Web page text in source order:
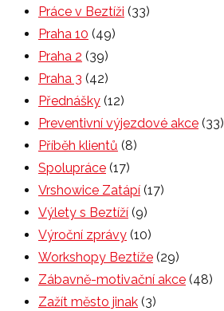
Práce v Beztíži (33)
Praha 10 (49)
Praha 2 (39)
Praha 3 (42)
Přednášky (12)
Preventivní výjezdové akce (33)
Příběh klientů (8)
Spolupráce (17)
Vrshowice Zatápí (17)
Výlety s Beztíží (9)
Výroční zprávy (10)
Workshopy Beztíže (29)
Zábavně-motivační akce (48)
Zažít město jinak (3)